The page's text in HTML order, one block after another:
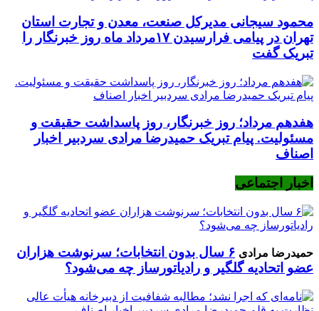
محمود سیجانی مدیرکل صنعت، معدن و تجارت استان
تهران در پیامی فرارسیدن ۱۷مرداد ماه روز خبرنگار را
تبریک گفت
هفدهم مرداد؛ روز خبرنگار، روز پاسداشت حقیقت و
مسئولیت. پیام تبریک حمیدرضا مرادی سردبیر اخبار
اصناف
اخبار اجتماعی
حمیدرضا مرادی
۶ سال بدون انتخابات؛ سرنوشت هزاران
عضو اتحادیه گلگیر و رادیاتورساز چه می‌شود؟